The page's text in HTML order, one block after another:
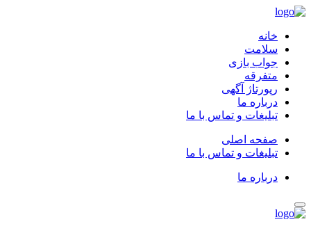
خانه
سلامت
جواب بازی
متفرقه
رپورتاژ آگهی
درباره ما
تبلیغات و تماس با ما
صفحه اصلی
تبلیغات و تماس با ما
درباره ما